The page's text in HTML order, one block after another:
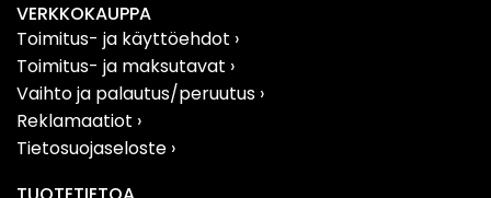
VERKKOKAUPPA
Toimitus- ja käyttöehdot ›
Toimitus- ja maksutavat ›
Vaihto ja palautus/peruutus ›
Reklamaatiot ›
Tietosuojaseloste ›